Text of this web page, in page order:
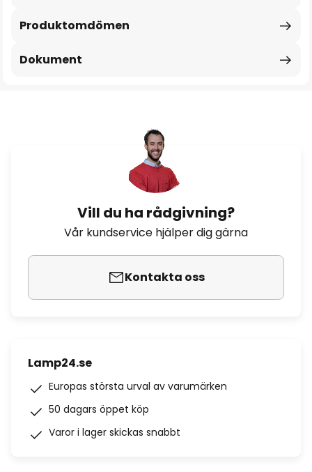
Produktomdömen
Dokument
Vill du ha rådgivning?
Vår kundservice hjälper dig gärna
Kontakta oss
Lamp24.se
Europas största urval av varumärken
50 dagars öppet köp
Varor i lager skickas snabbt